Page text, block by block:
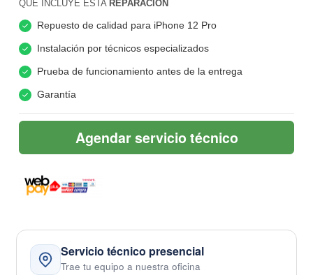
QUÉ INCLUYE ESTA REPARACIÓN
Repuesto de calidad para iPhone 12 Pro
Instalación por técnicos especializados
Prueba de funcionamiento antes de la entrega
Garantía
Agendar servicio técnico
Servicio técnico presencial
Trae tu equipo a nuestra oficina